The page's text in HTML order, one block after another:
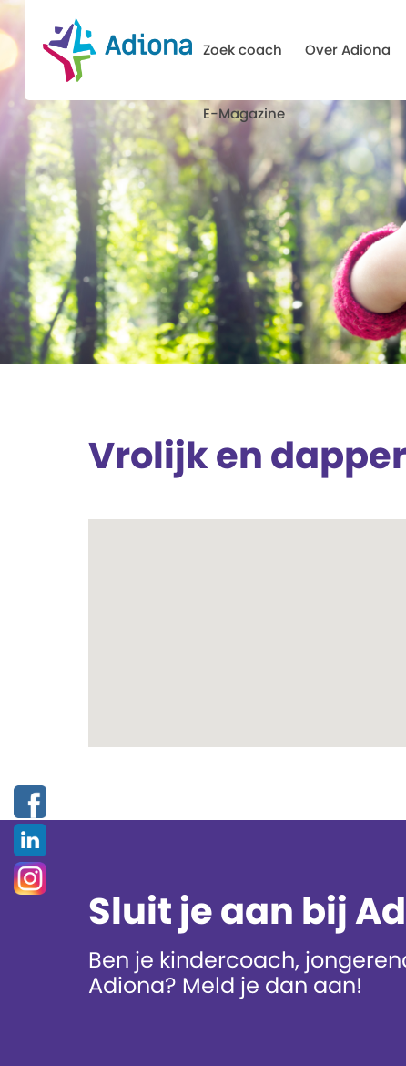
Zoek coach Over Adiona
E-Magazine
Vrolijk en dapper
Sluit je aan bij
Ben je kindercoach,
Adiona? Meld je dan aan!